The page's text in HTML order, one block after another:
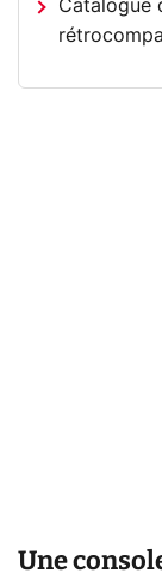
Catalogue
Une